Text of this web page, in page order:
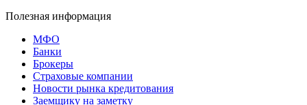
Полезная информация
МФО
Банки
Брокеры
Страховые компании
Новости рынка кредитования
Заемщику на заметку